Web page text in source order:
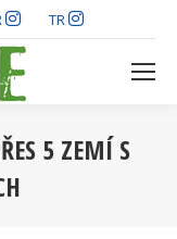
TR
5 ZEMÍ S